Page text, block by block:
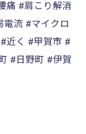
痛 #肩こり解消
流 #マイクロ
近く #甲賀市 #
#日野町 #伊賀